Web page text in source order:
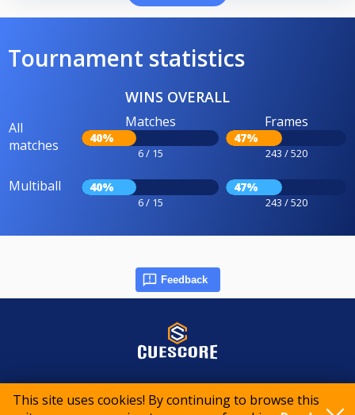
This site uses cookies! By continuing to browse this
Tournament statistics
WINS OVERALL
All
matches
Matches
40%
6 / 15
Frames
47%
243 / 520
Multiball 40%
6 / 15
47%
243 / 520
Feedback
© 2015-2026 CueScore International